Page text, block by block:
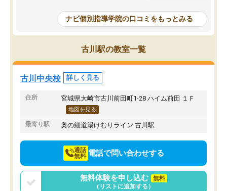
教室は少し狭い印象なので夜の時間帯
など生徒さんが多い時間帯は手狭では
ないかな？と感じます。
また駅前にあるのでアクセスは良いで
すが駐車場がないのでお迎えの際に近
隣のコインパーキングを利用または路
上駐車をするしかない点が少し不便で
方を丁寧に教えてくださ
が深まっていると感じま
熱心で、一人ひとりの苦
前より勉強に前向きに取
りたいと思える塾です。
ナビ個別指導学院の口コミをもっとみる
古川駅の教室一覧
古川中央校 詳しく見る
住所 宮城県大崎市古川前田町1-28 ハイム前田 １Ｆ
地図を見る
最寄り駅 奥の細道湯けむりライン 古川駅
通話
無料 電話で問い合わせする
無料体験を申し込む
無料
（リストに追加する）